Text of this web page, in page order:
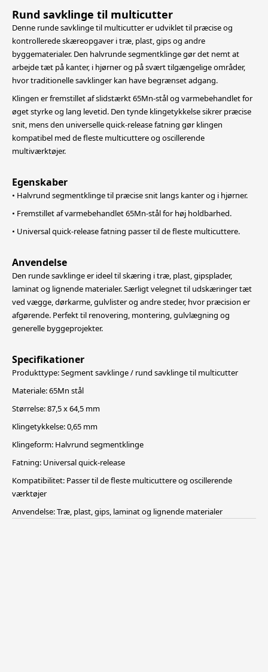
Rund savklinge til multicutter
Denne runde savklinge til multicutter er udviklet til præcise og
kontrollerede skæreopgaver i træ, plast, gips og andre
byggematerialer. Den halvrunde segmentklinge gør det nemt at
arbejde tæt på kanter, i hjørner og påsvært tilgængelige områder,
hvor traditionelle savklinger kan have begrænset adgang.
Klingen er fremstillet af slidstærkt 65Mn-stål og varmebehandlet for
øget styrke og lang levetid. Den tynde klingetykkelse sikrer præcise
snit, mens den universelle quick-release fatning gør klingen
kompatibel med de fleste multicuttereog oscillerende
multiværktøjer.
Egenskaber
• Halvrund segmentklinge til præcise snit langs kanter og i hjørner.
• Fremstillet af varmebehandlet 65Mn-stål for høj holdbarhed.
• Universal quick-release fatning passer til de fleste multicuttere.
Anvendelse
Den runde savklinge er ideel til skæring i træ, plast, gipsplader,
laminat og lignende materialer. Særligt velegnet til udskæringer tæt
ved vægge, dørkarme, gulvlister og andre steder, hvor præcision er
afgørende. Perfekt til renovering, montering, gulvlægning og
generelle byggeprojekter.
Specifikationer
Produkttype: Segment savklinge / rund savklinge til multicutter
Materiale: 65Mn stål
Størrelse: 87,5 x 64,5 mm
Klingetykkelse: 0,65 mm
Klingeform: Halvrund segmentklinge
Fatning: Universal quick-release
Kompatibilitet: Passer til de fleste multicuttere og oscillerende
værktøjer
Anvendelse: Træ, plast, gips, laminat og lignende materialer